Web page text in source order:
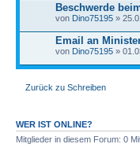
Beschwerde
von Dino75195 »
Email an
von Dino75195 »
Zurück zu Schreiben
WER IST ONLINE?
Mitglieder in diesem Forum: 0